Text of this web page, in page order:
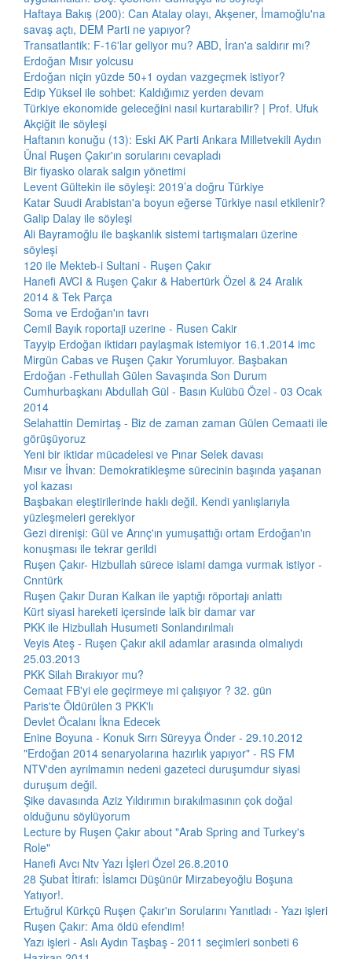
Haftaya Bakış (200): Can Atalay olayı, Akşener, İmamoğlu'na
savaş açtı, DEM Parti ne yapıyor?
Transatlantik: F-16'lar geliyor mu? ABD, İran'a saldırır mı?
Erdoğan Mısır yolcusu
Erdoğan niçin yüzde 50+1 oydan vazgeçmek istiyor?
Edip Yüksel ile sohbet: Kaldığımız yerden devam
Türkiye ekonomide geleceğini nasıl kurtarabilir? | Prof. Ufuk
Akçiğit ile söyleşi
Haftanın konuğu (13): Eski AK Parti Ankara Milletvekili Aydın
Ünal Ruşen Çakır'ın sorularını cevapladı
Bir fiyasko olarak salgın yönetimi
Levent Gültekin ile söyleşi: 2019’a doğru Türkiye
Katar Suudi Arabistan'a boyun eğerse Türkiye nasıl etkilenir?
Galip Dalay ile söyleşi
Ali Bayramoğlu ile başkanlık sistemi tartışmaları üzerine
söyleşi
120 ile Mekteb-i Sultani - Ruşen Çakır
Hanefi AVCI & Ruşen Çakır & Habertürk Özel & 24 Aralık
2014 & Tek Parça
Soma ve Erdoğan'ın tavrı
Cemil Bayık roportaji uzerine - Rusen Cakir
Tayyip Erdoğan iktidarı paylaşmak istemiyor 16.1.2014 imc
Mirgün Cabas ve Ruşen Çakır Yorumluyor. Başbakan
Erdoğan -Fethullah Gülen Savaşında Son Durum
Cumhurbaşkanı Abdullah Gül - Basın Kulübü Özel - 03 Ocak
2014
Selahattin Demirtaş - Biz de zaman zaman Gülen Cemaati ile
görüşüyoruz
Yeni bir iktidar mücadelesi ve Pınar Selek davası
Mısır ve İhvan: Demokratikleşme sürecinin başında yaşanan
yol kazası
Başbakan eleştirilerinde haklı değil. Kendi yanlışlarıyla
yüzleşmeleri gerekiyor
Gezi direnişi: Gül ve Arınç'ın yumuşattığı ortam Erdoğan'ın
konuşması ile tekrar gerildi
Ruşen Çakır- Hizbullah sürece islami damga vurmak istiyor -
Cnntürk
Ruşen Çakır Duran Kalkan ile yaptığı röportajı anlattı
Kürt siyasi hareketi içersinde laik bir damar var
PKK ile Hizbullah Husumeti Sonlandırılmalı
Veyis Ateş - Ruşen Çakır akil adamlar arasında olmalıydı
25.03.2013
PKK Silah Bırakıyor mu?
Cemaat FB'yi ele geçirmeye mi çalışıyor ? 32. gün
Paris'te Öldürülen 3 PKK'lı
Devlet Öcalanı İkna Edecek
Enine Boyuna - Konuk Sırrı Süreyya Önder - 29.10.2012
"Erdoğan 2014 senaryolarına hazırlık yapıyor" - RS FM
NTV'den ayrılmamın nedeni gazeteci duruşumdur siyasi
duruşum değil.
Şike davasında Aziz Yıldırımın bırakılmasının çok doğal
olduğunu söylüyorum
Lecture by Ruşen Çakır about "Arab Spring and Turkey's
Role"
Hanefi Avcı Ntv Yazı İşleri Özel 26.8.2010
28 Şubat İtirafı: İslamcı Düşünür Mirzabeyoğlu Boşuna
Yatıyor!.
Ertuğrul Kürkçü Ruşen Çakır'ın Sorularını Yanıtladı - Yazı işleri
Ruşen Çakır: Ama öldü efendim!
Yazı işleri - Aslı Aydın Taşbaş - 2011 seçimleri sonbeti 6